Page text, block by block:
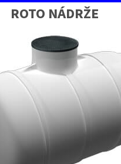
ROTO NÁDRŽE